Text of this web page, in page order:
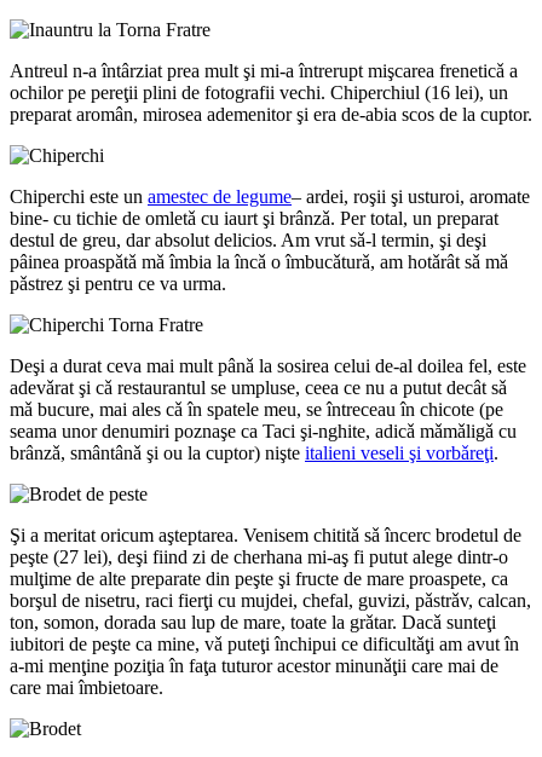
Antreul n-a întârziat prea mult şi mi-a întrerupt mişcarea freneticǎ a
ochilor pe pereţii plini de fotografii vechi. Chiperchiul (16 lei), un
preparat aromân, mirosea ademenitor şi era de-abia scos de la cuptor.
Chiperchi este un amestec de legume– ardei, roşii şi usturoi, aromate
bine- cu tichie de omletǎ cu iaurt şi brânzǎ. Per total, un preparat
destul de greu, dar absolut delicios. Am vrut sǎ-l termin, şi deşi
pâinea proaspǎtǎ mǎ îmbia la încǎ o îmbucǎturǎ, am hotǎrât sǎ mǎ
pǎstrez şi pentru ce va urma.
Deşi a durat ceva mai mult pânǎ la sosirea celui de-al doilea fel, este
adevǎrat şi cǎ restaurantul se umpluse, ceea ce nu a putut decât sǎ
mǎ bucure, mai ales cǎ în spatele meu, se întreceau în chicote (pe
seama unor denumiri poznaşe ca Taci şi-nghite, adicǎ mǎmǎligǎ cu
brânzǎ, smântânǎ şi ou la cuptor) nişte italieni veseli şi vorbǎreţi.
Şi a meritat oricum aşteptarea. Venisem chititǎ sǎ încerc brodetul de
peşte (27 lei), deşi fiind zi de cherhana mi-aş fi putut alege dintr-o
mulţime de alte preparate din peşte şi fructe de mare proaspete, ca
borşul de nisetru, raci fierţi cu mujdei, chefal, guvizi, pǎstrǎv, calcan,
ton, somon, dorada sau lup de mare, toate la grǎtar. Dacǎ sunteţi
iubitori de peşte ca mine, vǎ puteţi închipui ce dificultǎţi am avut în
a-mi menţine poziţia în faţa tuturor acestor minunǎţii care mai de
care mai îmbietoare.